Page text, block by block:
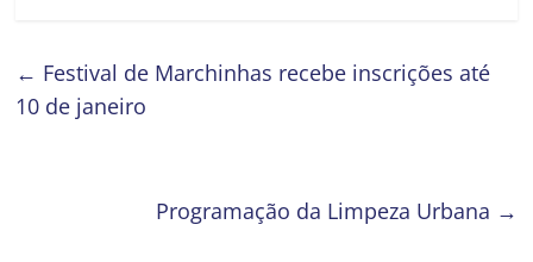
← Festival de Marchinhas recebe inscrições até
10 de janeiro
Programação da Limpeza Urbana →